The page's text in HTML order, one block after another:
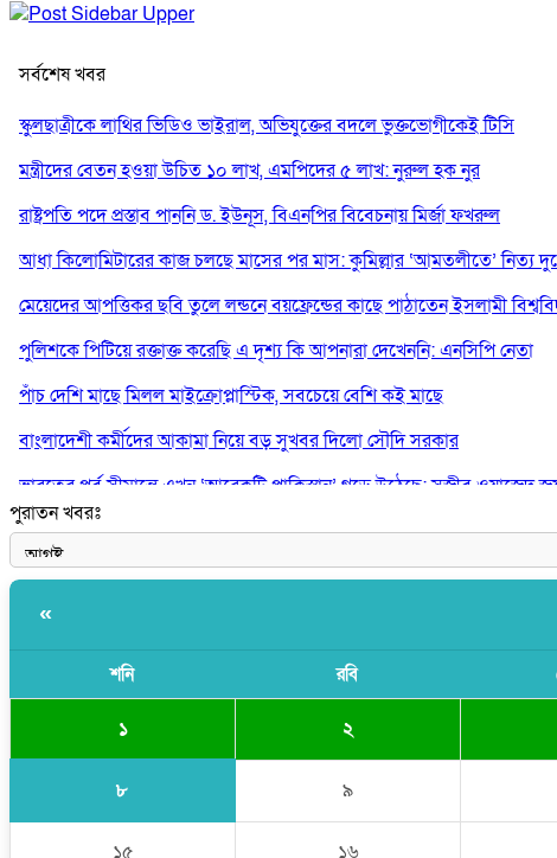
সর্বশেষ খবর
স্কুলছাত্রীকে লাথির ভিডিও ভাইরাল, অভিযুক্তের বদলে ভুক্তভোগীকেই টিসি
মন্ত্রীদের বেতন হওয়া উচিত ১০ লাখ, এমপিদের ৫ লাখ: নুরুল হক নুর
রাষ্ট্রপতি পদে প্রস্তাব পাননি ড. ইউনূস, বিএনপির বিবেচনায় মির্জা ফখরুল
আধা কিলোমিটারের কাজ চলছে মাসের পর মাস: কুমিল্লার ‘আমতলীতে’ নিত্য
মেয়েদের আপত্তিকর ছবি তুলে লন্ডনে বয়ফ্রেন্ডের কাছে পাঠাতেন ইসলামী
পুলিশকে পিটিয়ে রক্তাক্ত করেছি এ দৃশ্য কি আপনারা দেখেননি: এনসিপি নেতা
পাঁচ দেশি মাছে মিলল মাইক্রোপ্লাস্টিক, সবচেয়ে বেশি কই মাছে
বাংলাদেশী কর্মীদের আকামা নিয়ে বড় সুখবর দিলো সৌদি সরকার
ভারতের পূর্ব সীমান্তে এখন ‘আরেকটি পাকিস্তান’ গড়ে উঠেছে: সজীব ওয়াজেদ
সাকিব আল হাসানের বাড়িতে আগুন, পেট্রলবোমা বিস্ফোরণ
পুরাতন খবরঃ
«
শনি রবি
১ ২
৮ ৯
১৫ ১৬